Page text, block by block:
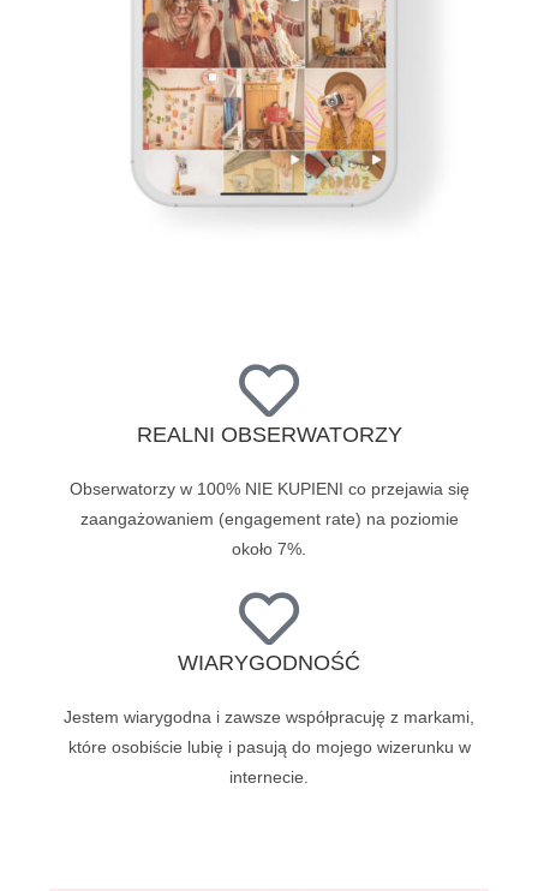
REALNI OBSERWATORZY
Obserwatorzy w 100% NIE KUPIENI co przejawia się
zaangażowaniem (engagement rate) na poziomie
około 7%.
WIARYGODNOŚĆ
Jestem wiarygodna i zawsze współpracuję z markami,
które osobiście lubię i pasują do mojego wizerunku w
internecie.